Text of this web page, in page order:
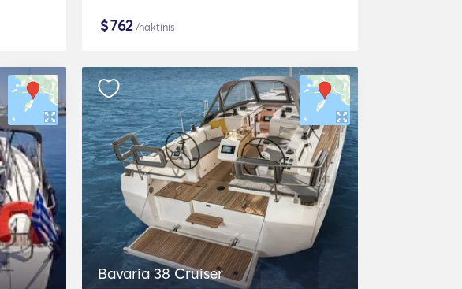
$762/naktinis
Bavaria 38 Cruiser